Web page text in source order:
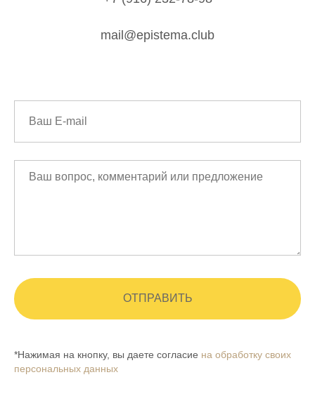
mail@epistema.club
ОТПРАВИТЬ
*Нажимая на кнопку, вы даете согласие на обработку своих
персональных данных